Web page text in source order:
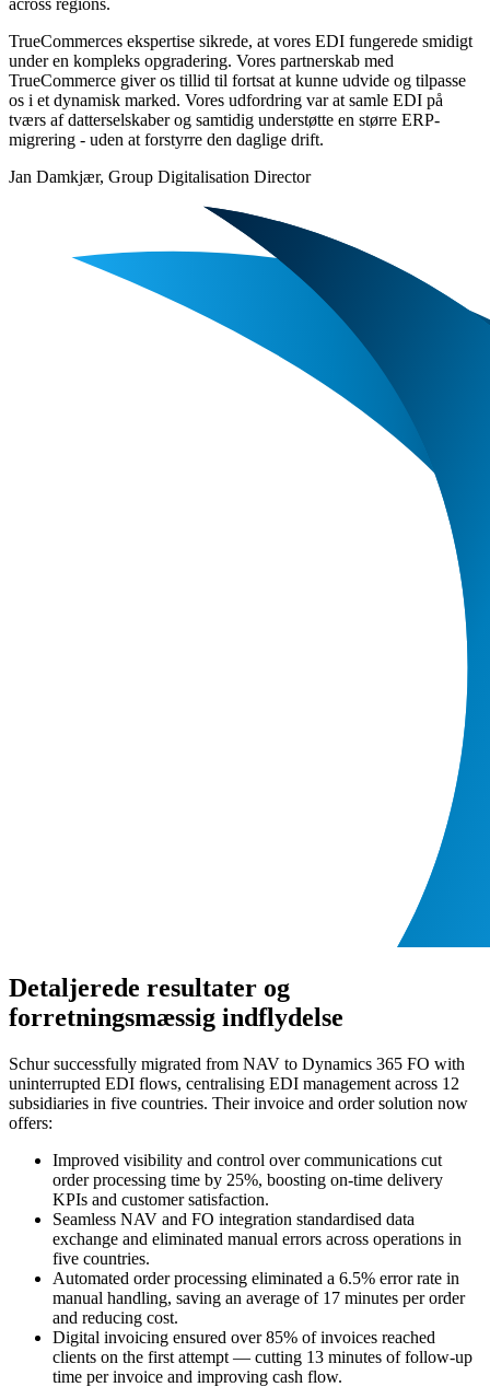
across regions.
TrueCommerces ekspertise sikrede, at vores EDI fungerede smidigt
under en kompleks opgradering. Vores partnerskab med
TrueCommerce giver os tillid til fortsat at kunne udvide og tilpasse
os i et dynamisk marked. Vores udfordring var at samle EDI på
tværs af datterselskaber og samtidig understøtte en større ERP-
migrering - uden at forstyrre den daglige drift.
Jan Damkjær, Group Digitalisation Director
Detaljerede resultater og
forretningsmæssig indflydelse
Schur successfully migrated from NAV to Dynamics 365 FO with
uninterrupted EDI flows, centralising EDI management across 12
subsidiaries in five countries. Their invoice and order solution now
offers:
Improved visibility and control over communications cut
order processing time by 25%, boosting on-time delivery
KPIs and customer satisfaction.
Seamless NAV and FO integration standardised data
exchange and eliminated manual errors across operations in
five countries.
Automated order processing eliminated a 6.5% error rate in
manual handling, saving an average of 17 minutes per order
and reducing cost.
Digital invoicing ensured over 85% of invoices reached
clients on the first attempt — cutting 13 minutes of follow-up
time per invoice and improving cash flow.